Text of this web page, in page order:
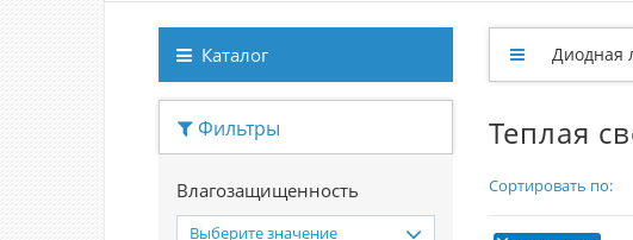
Каталог
Фильтры
Влагозащищенность
Выберите значение
Диодная
Теплая
Сортировать по: